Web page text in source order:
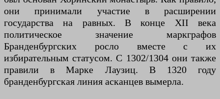
они принимали участие в расширении
государства на равных. В конце XII века
политическое значение маркграфов
Бранденбургских росло вместе с их
избирательным статусом. С 1302/1304 они также
правили в Марке Лаузиц. В 1320 году
бранденбургская линия асканцев вымерла.